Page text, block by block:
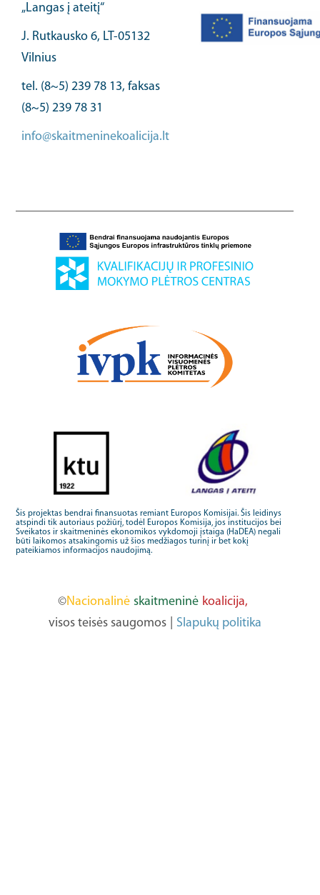
„Langas į ateitį“
J. Rutkausko 6, LT-05132
Vilnius
tel. (8~5) 239 78 13, faksas
(8~5) 239 78 31
info@skaitmeninekoalicija.lt
Šis projektas bendrai finansuotas remiant Europos Komisijai. Šis leidinys
atspindi tik autoriaus požiūrį, todėl Europos Komisija, jos institucijos bei
Sveikatos ir skaitmeninės ekonomikos vykdomoji įstaiga (HaDEA) negali
būti laikomos atsakingomis už šios medžiagos turinį ir bet kokį
pateikiamos informacijos naudojimą.
©Nacionalinė skaitmeninė koalicija,
visos teisės saugomos
Slapukų politika